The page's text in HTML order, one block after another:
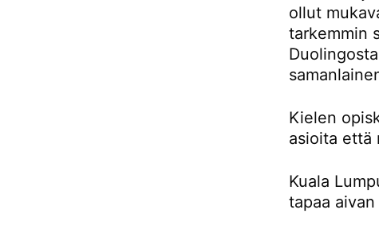
ollut
tarkemmin
Kielen
asioita että
Kuala
tapaa